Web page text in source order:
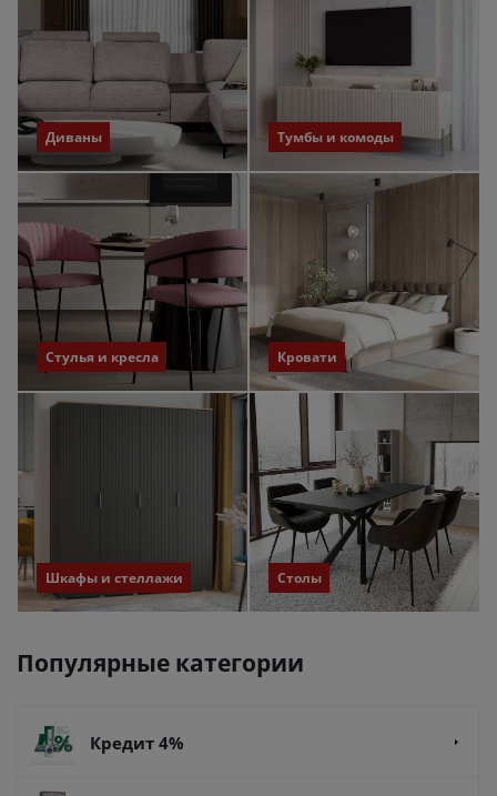
Диваны Тумбы и комоды
Стулья и кресла Кровати
Шкафы и стеллажи Столы
Популярные категории
Кредит 4%